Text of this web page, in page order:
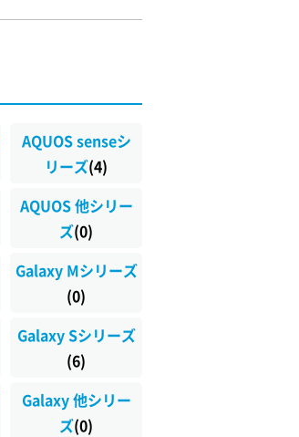
AQUOS senseシ
リーズ(4)
AQUOS 他シリー
ズ(0)
Galaxy Mシリーズ
(0)
Galaxy Sシリーズ
(6)
Galaxy 他シリー
ズ(0)